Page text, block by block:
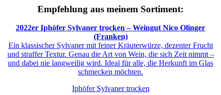
Empfehlung aus meinem Sortiment:
2022er Iphöfer Sylvaner trocken – Weingut Nico Olinger
(Franken)
Ein klassischer Sylvaner mit feiner Kräuterwürze, dezenter Frucht
und straffer Textur. Genau die Art von Wein, die sich Zeit nimmt –
und dabei nie langweilig wird. Ideal für alle, die Herkunft im Glas
schmecken möchten.
Iphöfer Sylvaner trocken